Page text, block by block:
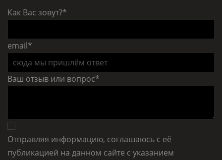
Как Вас зовут?*
email*
Ваш отзыв или вопрос*
Отправляя информацию, соглашаюсь с её
публикацией на данном сайте с указанием